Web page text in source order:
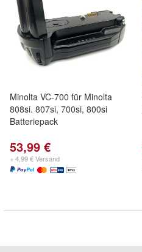
Minolta VC-700 für Minolta
808si. 807si, 700si, 800si
Batteriepack
53,99 €
+ 4,99 € Versand